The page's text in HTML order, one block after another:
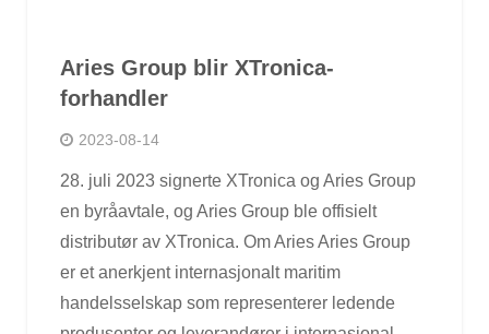
Aries Group blir XTronica-
forhandler
2023-08-14
28. juli 2023 signerte XTronica og Aries Group
en byråavtale, og Aries Group ble offisielt
distributør av XTronica. Om Aries Aries Group
er et anerkjent internasjonalt maritim
handelsselskap som representerer ledende